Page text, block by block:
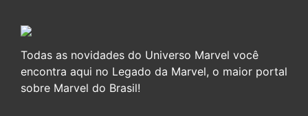
Todas as novidades do Universo Marvel você
encontra aqui no Legado da Marvel, o maior portal
sobre Marvel do Brasil!